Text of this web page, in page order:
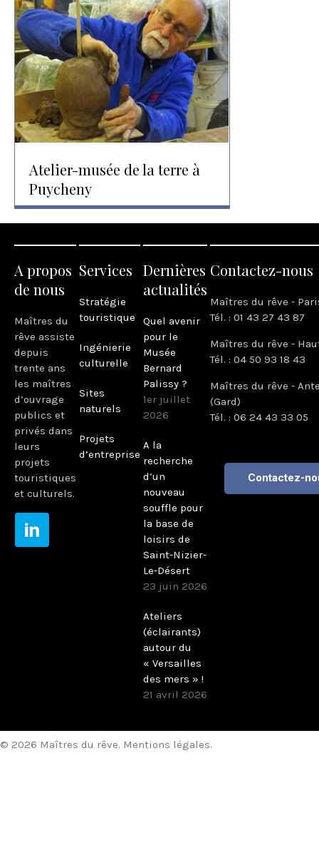
Atelier-musée de la terre à
Puycheny
A propos
de nous
Maîtres du
rêve assiste
depuis
trente ans
les maîtres
d’ouvrage
publics et
privés dans
leurs
projets
touristiques
et culturels.
Services
Stratégie
touristique
Ingénierie
culturelle
Sites
naturels
Projets
d’entreprise
Dernières
actualités
Quel avenir
pour le
Musée
Bernard
Palissy ?
1er juillet
2026
A la
recherche
d’un
nouveau
souffle pour
la base de
loisirs de
Saint-Nizier-
Le-Désert
23 juin 2026
Ateliers
(éclairants)
autour du
« Versailles
des mers » !
21 avril 2026
Contactez-nous
Maîtres du rêve -
Tél. : 01 43 27 43 87
Maîtres du rêve -
Tél. : 04 50 93 18 43
Maîtres du rêve -
(Gard)
Tél. : 06 24 43 33 05
Contactez-
© 2026 Maîtres du rêve. Mentions légales.